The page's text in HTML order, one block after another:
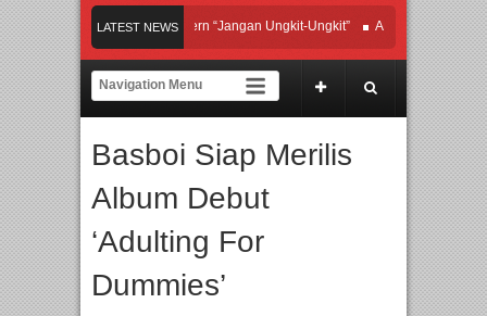
LATEST NEWS
Afan Hadirkan Hipdut Modern “Jangan Ungkit-Ungkit” APMF 2026 Dorong
Rayakan Perpaduan Warisan Dan Semangat Lokal, BIRKENSTOCK INDONESIA
Twilite Orchestra Presents The Beatles & Queen – feat. Marcello Tahitoe dan
Basboi Siap Merilis
Album Debut
‘Adulting For
Dummies’